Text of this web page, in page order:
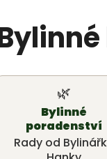
🌿
Bylinné
poradenství
Rady od